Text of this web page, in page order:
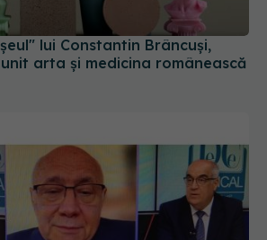
arta și medicina românească